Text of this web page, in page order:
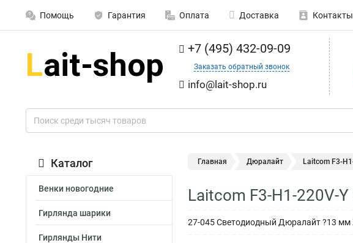
Помощь Гарантия Оплата Доставка Контакты
+7 (495) 432-09-09
Заказать обратный звонок
info@lait-shop.ru
Каталог
Венки новогодние
Гирлянда шарики
Гирлянды Нити
Главная Дюралайт Laitcom F3-
Laitcom F3-H1-220V-
27-045 Светодиодный Дюралайт ?13 мм